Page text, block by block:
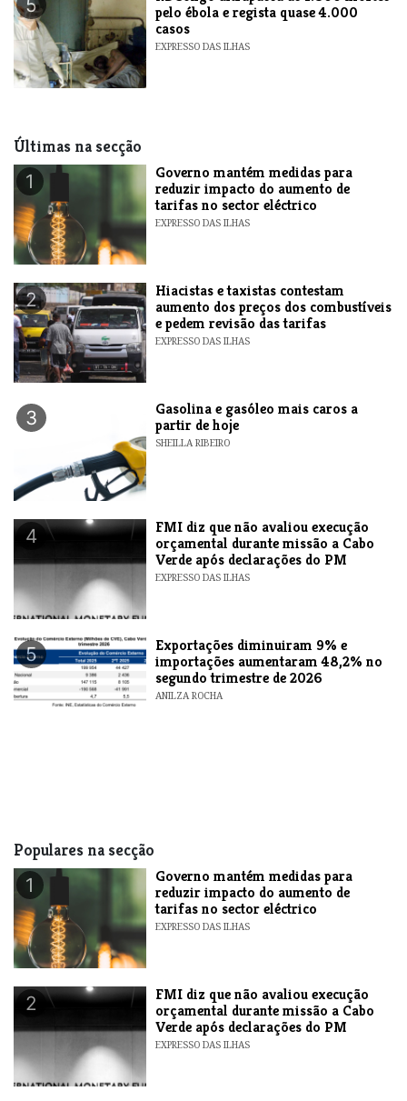
5
pelo ébola e regista quase 4.000
casos
EXPRESSO DAS ILHAS
Últimas na secção
1
Governo mantém medidas para
reduzir impacto do aumento de
tarifas no sector eléctrico
EXPRESSO DAS ILHAS
2
Hiacistas e taxistas contestam
aumento dos preços dos combustíveis
e pedem revisão das tarifas
EXPRESSO DAS ILHAS
3
Gasolina e gasóleo mais caros a
partir de hoje
SHEILLA RIBEIRO
4
FMI diz que não avaliou execução
orçamental durante missão a Cabo
Verde após declarações do PM
EXPRESSO DAS ILHAS
5
Exportações diminuiram 9% e
importações aumentaram 48,2% no
segundo trimestre de 2026
ANILZA ROCHA
Populares na secção
1
Governo mantém medidas para
reduzir impacto do aumento de
tarifas no sector eléctrico
EXPRESSO DAS ILHAS
2
FMI diz que não avaliou execução
orçamental durante missão a Cabo
Verde após declarações do PM
EXPRESSO DAS ILHAS